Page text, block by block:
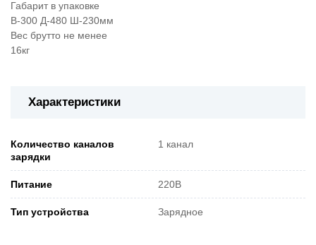
Габарит в упаковке
В-300 Д-480 Ш-230мм
Вес брутто не менее
16кг
Характеристики
Количество каналов
зарядки
1 канал
Питание 220В
Тип устройства Зарядное